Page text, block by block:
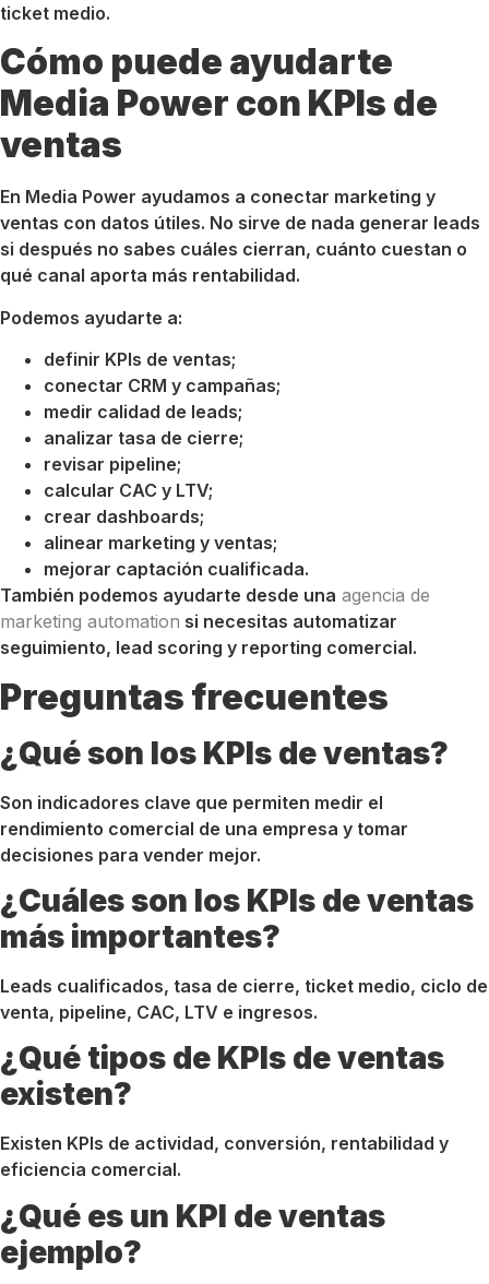
ticket medio.
Cómo puede ayudarte
Media Power con KPIs de
ventas
En Media Power ayudamos a conectar marketing y
ventas con datos útiles. No sirve de nada generar leads
si después no sabes cuáles cierran, cuánto cuestan o
qué canal aporta más rentabilidad.
Podemos ayudarte a:
definir KPIs de ventas;
conectar CRM y campañas;
medir calidad de leads;
analizar tasa de cierre;
revisar pipeline;
calcular CAC y LTV;
crear dashboards;
alinear marketing y ventas;
mejorar captación cualificada.
También podemos ayudarte desde una agencia de
marketing automation si necesitas automatizar
seguimiento, lead scoring y reporting comercial.
Preguntas frecuentes
¿Qué son los KPIs de ventas?
Son indicadores clave que permiten medir el
rendimiento comercial de una empresa y tomar
decisiones para vender mejor.
¿Cuáles son los KPIs de ventas
más importantes?
Leads cualificados, tasa de cierre, ticket medio, ciclo de
venta, pipeline, CAC, LTV e ingresos.
¿Qué tipos de KPIs de ventas
existen?
Existen KPIs de actividad, conversión, rentabilidad y
eficiencia comercial.
¿Qué es un KPI de ventas
ejemplo?